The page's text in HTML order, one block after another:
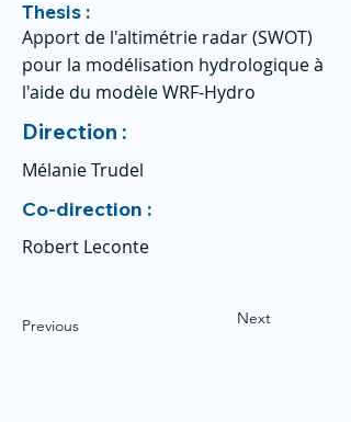
Thesis :
Apport de l'altimétrie radar (SWOT)
pour la modélisation hydrologique à
l'aide du modèle WRF-Hydro
Direction :
Mélanie Trudel
Co-direction :
Robert Leconte
Previous Next